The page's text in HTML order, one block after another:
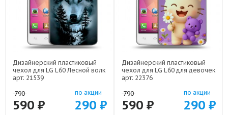
Дизайнерский пластиковый
чехол для LG L60 Лесной волк
арт: 21539
790
590 ₽
по акции
290 ₽
Дизайнерский пластиковый
чехол для LG L60 для девочек
арт: 22376
790
590 ₽
по акции
290 ₽